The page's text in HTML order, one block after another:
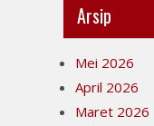
Arsip
Mei 2026
April 2026
Maret 2026